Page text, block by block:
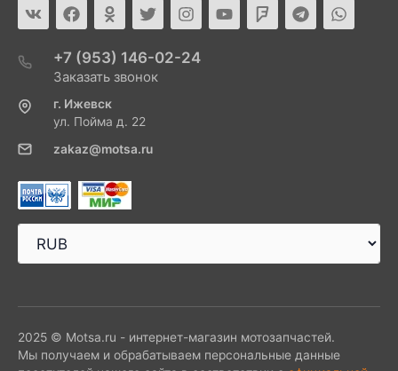
+7 (953) 146-02-24
Заказать звонок
г. Ижевск
ул. Пойма д. 22
zakaz@motsa.ru
2025 © Motsa.ru - интернет-магазин мотозапчастей.
Мы получаем и обрабатываем персональные данные